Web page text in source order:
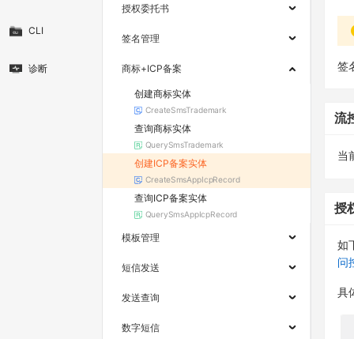
CLI
诊断
授权委托书
签名管理
商标+ICP备案
创建商标实体
CreateSmsTrademark
查询商标实体
QuerySmsTrademark
创建ICP备案实体
CreateSmsAppIcpRecord
查询ICP备案实体
QuerySmsAppIcpRecord
模板管理
短信发送
发送查询
数字短信
签
流
当
授
如
问
具